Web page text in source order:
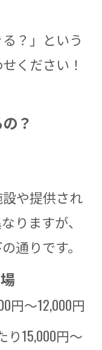
？」という
ください！
？
や提供され
りますが、
通りです。
円～12,000円
15,000円～